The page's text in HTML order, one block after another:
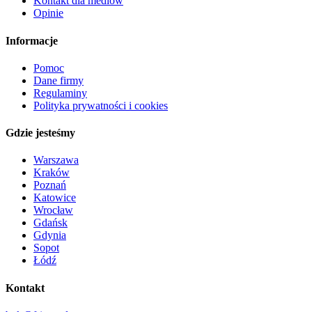
Opinie
Informacje
Pomoc
Dane firmy
Regulaminy
Polityka prywatności i cookies
Gdzie jesteśmy
Warszawa
Kraków
Poznań
Katowice
Wrocław
Gdańsk
Gdynia
Sopot
Łódź
Kontakt